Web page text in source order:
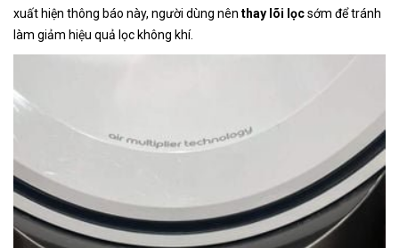
xuất hiện thông báo này, người dùng nên thay lõi lọcsớm để tránh
làm giảm hiệu quả lọc không khí.